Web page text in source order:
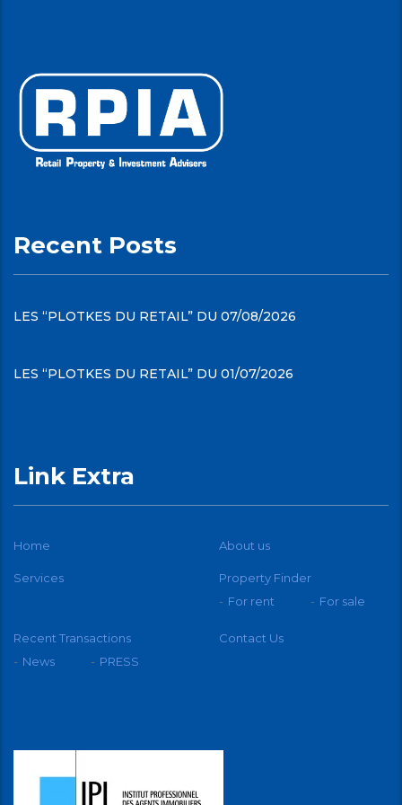
Recent Posts
LES “PLOTKES DU RETAIL” DU 07/08/2026
LES “PLOTKES DU RETAIL” DU 01/07/2026
Link Extra
Home About us
Services
Property Finder
For rent
For sale
Recent Transactions
News
PRESS
Contact Us